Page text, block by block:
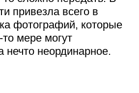
привезла всего в
фотографий, которые
мере могут
нечто неординарное.